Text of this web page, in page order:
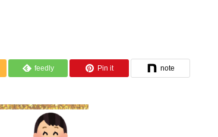
feedly Pin it note